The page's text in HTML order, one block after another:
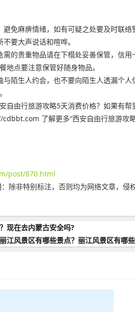
免麻痹情绪，如有可疑之处要及时联络
要大声说话和喧哗。
的贵重物品请在下榻处妥善保管，信用
地点要注意保管好随身物品。
陌生人约会，也不要向陌生人透漏个人
自由行旅游攻略5天消费价格？如果有帮
了解更多“西安自由行旅游攻
post/870.html
除非特别标注，否则均为网络文章，侵
现在去内蒙古安全吗?
丽江风景区有哪些景点？丽江风景区有哪